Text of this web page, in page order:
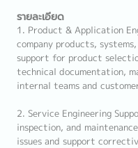
รายละเอียด
1. Product & Application
company products,
support for product
technical documentation,
internal teams and
2. Service Engineering
inspection, and
issues and support